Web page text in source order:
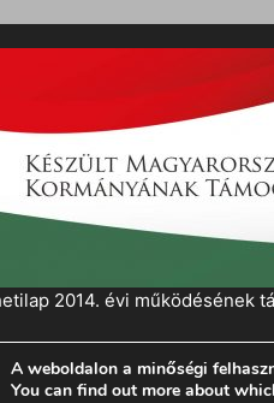
2014. évi működésének
• KészültGeneratePress
A weboldalon a minőségi
You can find out more about